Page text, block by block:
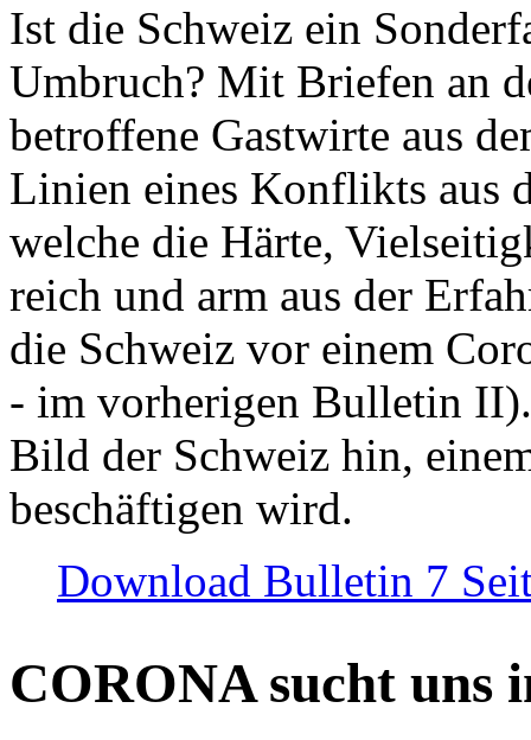
Ist die Schweiz ein
Umbruch? Mit Briefen an
betroffene Gastwirte aus
Linien eines Konflikts aus
welche die Härte,
reich und arm aus der
die Schweiz vor einem
- im vorherigen Bulletin
Bild der Schweiz hin,
beschäftigen wird.
Download Bulletin 7
CORONA sucht uns